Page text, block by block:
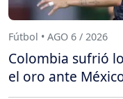
Fútbol • AGO 6 / 2026
Colombia sufrió
el oro ante